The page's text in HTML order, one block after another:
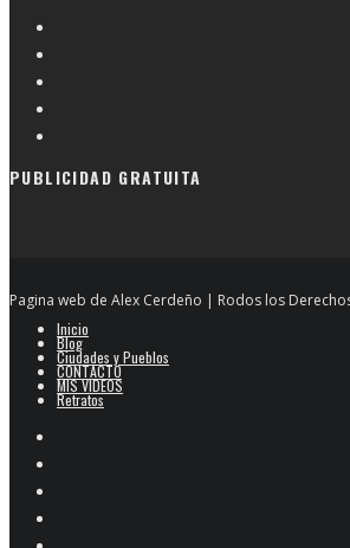
PUBLICIDAD GRATUITA
Pagina web de Alex Cerdeño | Rodos los
Inicio
Blog
Ciudades y Pueblos
CONTACTO
MIS VIDEOS
Retratos